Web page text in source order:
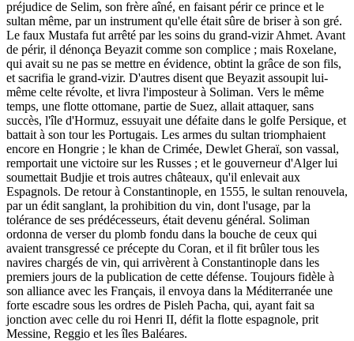
préjudice de Selim, son frère aîné, en faisant périr ce prince et le
sultan même, par un instrument qu'elle était sûre de briser à son gré.
Le faux Mustafa fut arrêté par les soins du grand-vizir Ahmet. Avant
de périr, il dénonça Beyazit comme son complice ; mais Roxelane,
qui avait su ne pas se mettre en évidence, obtint la grâce de son fils,
et sacrifia le grand-vizir. D'autres disent que Beyazit assoupit lui-
même celte révolte, et livra l'imposteur à Soliman. Vers le même
temps, une flotte ottomane, partie de Suez, allait attaquer, sans
succès, l'île d'Hormuz, essuyait une défaite dans le golfe Persique, et
battait à son tour les Portugais. Les armes du sultan triomphaient
encore en Hongrie ; le khan de Crimée, Dewlet Gheraï, son vassal,
remportait une victoire sur les Russes ; et le gouverneur d'Alger lui
soumettait Budjie et trois autres châteaux, qu'il enlevait aux
Espagnols. De retour à Constantinople, en 1555, le sultan renouvela,
par un édit sanglant, la prohibition du vin, dont l'usage, par la
tolérance de ses prédécesseurs, était devenu général. Soliman
ordonna de verser du plomb fondu dans la bouche de ceux qui
avaient transgressé ce précepte du Coran, et il fit brûler tous les
navires chargés de vin, qui arrivèrent à Constantinople dans les
premiers jours de la publication de cette défense. Toujours fidèle à
son alliance avec les Français, il envoya dans la Méditerranée une
forte escadre sous les ordres de Pisleh Pacha, qui, ayant fait sa
jonction avec celle du roi Henri II, défit la flotte espagnole, prit
Messine, Reggio et les îles Baléares.